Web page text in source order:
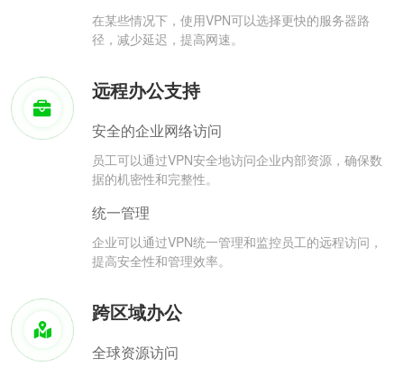
在某些情况下，使用VPN可以选择更快的服务器路
径，减少延迟，提高网速。
远程办公支持
安全的企业网络访问
员工可以通过VPN安全地访问企业内部资源，确保数
据的机密性和完整性。
统一管理
企业可以通过VPN统一管理和监控员工的远程访问，
提高安全性和管理效率。
跨区域办公
全球资源访问